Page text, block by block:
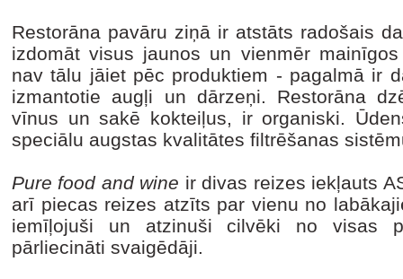
Restorāna pavāru ziņā ir atstāts radošais
izdomāt visus jaunos un vienmēr
nav tālu jāiet pēc produktiem - pagalmā ir
izmantotie augļi un dārzeņi. Restorāna
vīnus un sakē kokteiļus, ir organiski.
speciālu augstas kvalitātes filtrēšanas
Pure food and wine ir divas reizes iekļauts
arī piecas reizes atzīts par vienu no
iemīļojuši un atzinuši cilvēki no visas
pārliecināti svaigēdāji.